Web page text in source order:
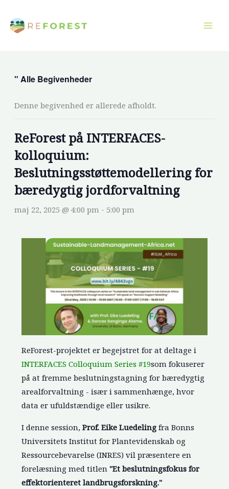
indholdet
" Alle Begivenheder
Denne begivenhed er allerede afholdt.
ReForest på INTERFACES-
kolloquium:
Beslutningsstøttemodellering for
bæredygtig jordforvaltning
maj 22, 2025 @ 4:00 pm- 5:00 pm
ReForest-projektet er begejstret for at deltage i
INTERFACES Colloquium Series #19som fokuserer
på at fremme beslutningstagning for bæredygtig
arealforvaltning - især i sammenhænge, hvor
data er ufuldstændige eller usikre.
I denne session,Prof. Eike Luedeling fra Bonns
Universitets Institut for Plantevidenskab og
Ressourcebevarelse (INRES) vil præsentere en
forelæsning med titlen "Et beslutningsfokus for
effektorienteret landbrugsforskning."